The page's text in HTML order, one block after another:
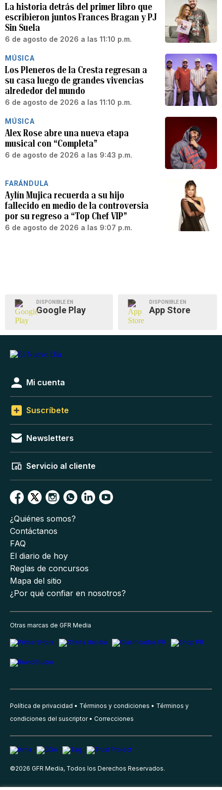
La historia detrás del primer libro que
escribieron juntos Frances Bragan y PJ
Sin Suela
6 de agosto de 2026 a las 11:10 p.m.
MÚSICA
Los Pleneros de la Cresta regresan a
su casa luego de grandes vivencias
alrededor del mundo
6 de agosto de 2026 a las 11:10 p.m.
MÚSICA
Alex Rose abre una nueva etapa
musical con “Completa”
6 de agosto de 2026 a las 9:43 p.m.
FARÁNDULA
Aylín Mujica recuerda a su hijo
fallecido en medio de la controversia
por su regreso a “Top Chef VIP”
6 de agosto de 2026 a las 9:07 p.m.
DISPONIBLE EN
Google Play
DISPONIBLE EN
App Store
Mi cuenta
Suscríbete
Newsletters
Servicio al cliente
¿Quiénes somos?
Contáctanos
FAQ
El diario de hoy
Reglas de concursos
Mapa del sitio
¿Por qué confiar en nosotros?
Otras marcas de GFR Media
Política de privacidad Términos y condiciones
Términos y
condiciones del suscriptor
Correcciones
©2026 GFR Media, Todos los Derechos Reservados.